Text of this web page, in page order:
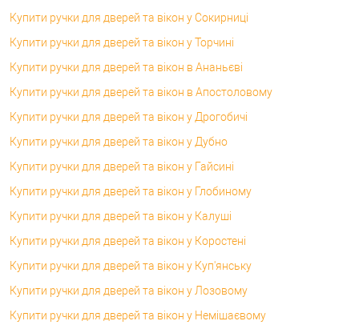
Купити ручки для дверей та вікон у Сокирниці
Купити ручки для дверей та вікон у Торчині
Купити ручки для дверей та вікон в Ананьєві
Купити ручки для дверей та вікон в Апостоловому
Купити ручки для дверей та вікон у Дрогобичі
Купити ручки для дверей та вікон у Дубно
Купити ручки для дверей та вікон у Гайсині
Купити ручки для дверей та вікон у Глобиному
Купити ручки для дверей та вікон у Калуші
Купити ручки для дверей та вікон у Коростені
Купити ручки для дверей та вікон у Куп'янську
Купити ручки для дверей та вікон у Лозовому
Купити ручки для дверей та вікон у Немішаєвому